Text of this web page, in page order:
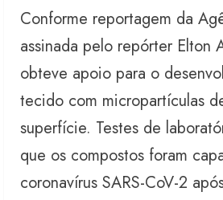
Conforme reportagem da
assinada pelo repórter Elton
obteve apoio para o
tecido com micropartículas
superfície. Testes de
que os compostos foram
coronavírus SARS-CoV-2